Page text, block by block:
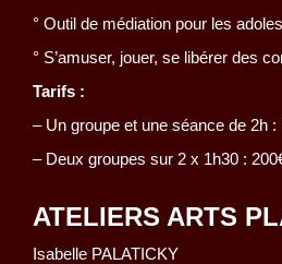
° Outil de médiation pour les
° S’amuser, jouer, se libérer des
Tarifs :
– Un groupe et une séance de 2h :
– Deux groupes sur 2 x 1h30 :
ATELIERS ARTS
Isabelle PALATICKY